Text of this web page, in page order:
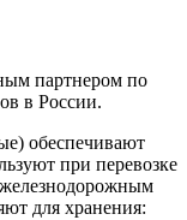
партнером по
в России.
обеспечивают
при перевозке
для хранения: